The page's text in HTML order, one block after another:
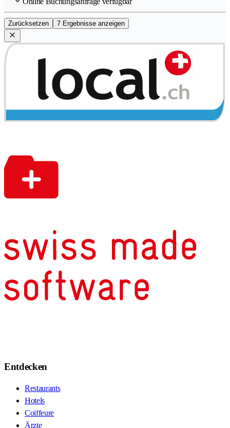
Zurücksetzen 7 Ergebnisse anzeigen
Entdecken
Restaurants
Hotels
Coiffeure
Ärzte